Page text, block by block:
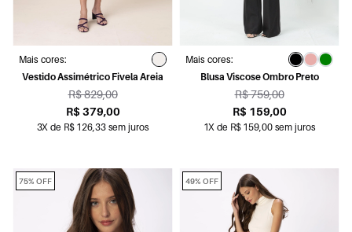
Mais cores:
Vestido Assimétrico Fivela Areia
R$ 829,00
R$ 379,00
3X de R$ 126,33 sem juros
Mais cores:
Blusa Viscose Ombro Preto
R$ 759,00
R$ 159,00
1X de R$ 159,00 sem juros
75% OFF 49% OFF